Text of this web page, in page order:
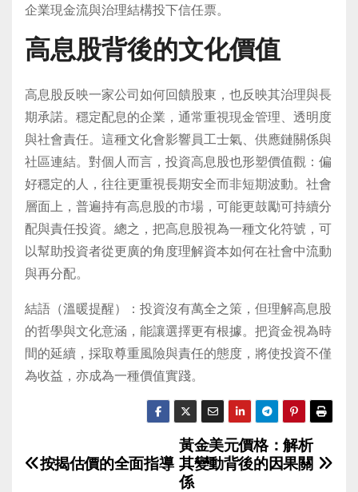
企業現金流與治理結構投下信任票。
高息股背後的文化價值
高息股反映一家公司如何回饋股東，也反映其治理與長
期承諾。穩定配息的企業，通常重視現金管理、透明度
與社會責任。這種文化會影響員工士氣、供應鏈關係與
社區連結。對個人而言，投資高息股也形塑價值觀：偏
好穩定的人，往往更重視長期安全而非短期波動。社會
層面上，普遍持有高息股的市場，可能更鼓勵可持續分
配與責任投資。總之，把高息股視為一種文化符號，可
以幫助投資者從更廣的角度理解資本如何在社會中流動
與再分配。
結語（溫暖提醒）：投資沒有萬全之策，但理解高息股
的哲學與文化意涵，能讓選擇更有根據。把資金視為時
間的延續，採取尊重風險與責任的態度，將使投資不僅
為收益，亦成為一種價值實踐。
P
黃金美元價格：解析
其變動背後的因果關
係
按揭估價的全面指導